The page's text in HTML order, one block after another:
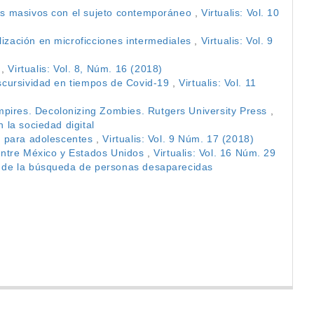
masivos con el sujeto contemporáneo ,Virtualis: Vol. 10
en microficciones intermediales Virtualis: Vol. 9
,Virtualis: Vol. 8, Núm. 16 (2018)
en tiempos de Covid-19
,Virtualis: Vol. 11
Decolonizing Zombies. Rutgers University Press
la sociedad digital
adolescentes
,Virtualis: Vol. 9 Núm. 17 (2018)
México y Estados Unidos
,Virtualis: Vol. 16 Núm. 29
la búsqueda de personas desaparecidas